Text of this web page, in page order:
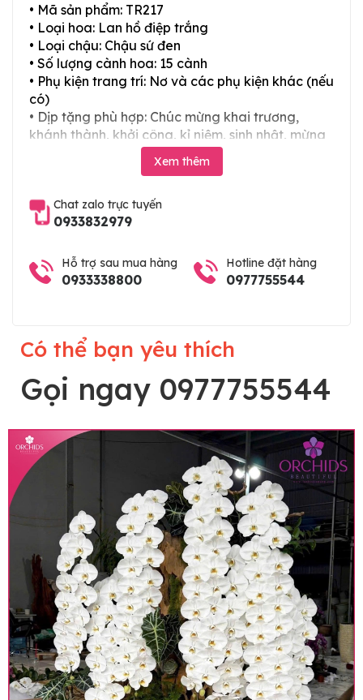
• Mã sản phẩm: TR217
• Loại hoa: Lan hồ điệp trắng
• Loại chậu: Chậu sứ đen
• Số lượng cành hoa: 15 cành
• Phụ kiện trang trí: Nơ và các phụ kiện khác (nếu
có)
• Dịp tặng phù hợp: Chúc mừng khai trương,
khánh thành, khởi công, kỉ niệm, sinh nhật, mừng
thọ, mừng cưới, tân gia và các ngày lễ tết trong
Lưu ý trước khi đặt hàng
• Về cây hoa: Một chậu hoa lan hồ điệp đẹp và
hoàn chỉnh sẽ được phối ghép từ nhiều cây hoa
và tạo dáng hoàn toàn thủ công nên có thể sẽ
khác nhau đôi chút giữa sản phẩm thực tế và
Xem thêm
Chat zalo trực tuyến
0933832979
Hỗ trợ sau mua hàng
0933338800
Hotline đặt hàng
0977755544
Có thể bạn yêu thích
Gọi ngay 0977755544